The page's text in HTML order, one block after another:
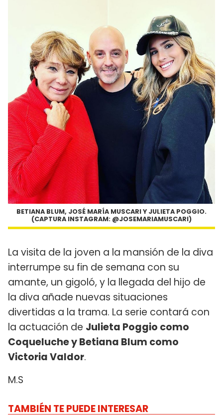
BETIANA BLUM, JOSÉ MARÍA MUSCARI Y JULIETA POGGIO.
(CAPTURA INSTAGRAM: @JOSEMARIAMUSCARI)
La visita de la joven a la mansión de la diva
interrumpe su fin de semana con su
amante, un gigoló, y la llegada del hijo de
la diva añade nuevas situaciones
divertidas a la trama. La serie contará con
la actuación de Julieta Poggio como
Coqueluche y Betiana Blum como
Victoria Valdor.
M.S
TAMBIÉN TE PUEDE INTERESAR